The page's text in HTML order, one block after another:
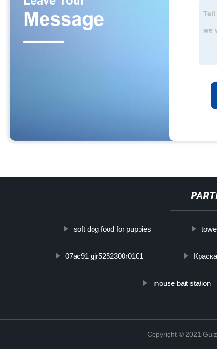
soft dog food for puppies
07ac91 gjr5252300r0101
mouse bait station
Copyright © 2021